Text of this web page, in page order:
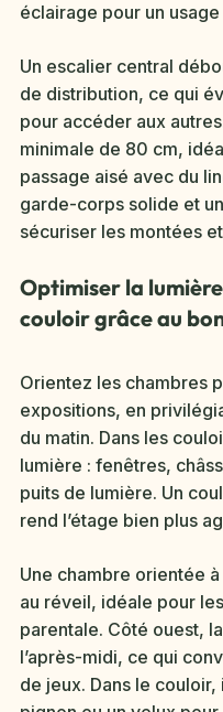
éclairage pour un
Un escalier central
de distribution, ce qui
pour accéder aux
minimale de 80 cm,
passage aisé avec du
garde-corps solide et
sécuriser les montées
Optimiser la
couloir grâce au
Orientez les chambres
expositions, en
du matin. Dans les
lumière : fenêtres,
puits de lumière. Un
rend l’étage bien plus
Une chambre orientée
au réveil, idéale pour
parentale. Côté ouest,
l’après-midi, ce qui
de jeux. Dans le